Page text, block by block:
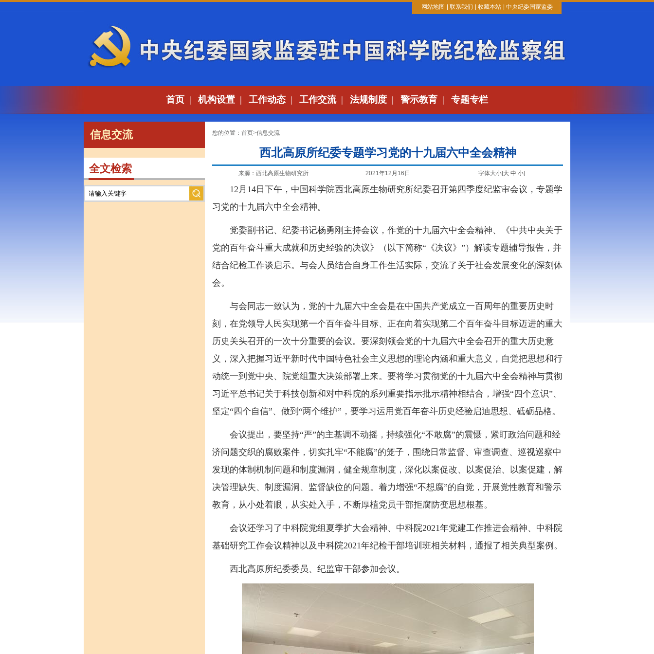
网站地图 联系我们 收藏本站 中央纪委国家监委
首页 | 机构设置 | 工作动态 | 工作交流| 法规制度 | 警示教育 | 专题专栏
信息交流
全文检索
您的位置： 首页>信息交流
西北高原所纪委专题学习党的十九届六中全会精神
来源：西北高原生物研究所 2021年12月16日 字体大小[大 中 小]
12月14日下午，中国科学院西北高原生物研究所纪委召开第四季度纪监审会议，专题学
习党的十九届六中全会精神。
党委副书记、纪委书记杨勇刚主持会议，作党的十九届六中全会精神、《中共中央关于
党的百年奋斗重大成就和历史经验的决议》（以下简称“《决议》”）解读专题辅导报告，并
结合纪检工作谈启示。与会人员结合自身工作生活实际，交流了关于社会发展变化的深刻体
会。
与会同志一致认为，党的十九届六中全会是在中国共产党成立一百周年的重要历史时
刻，在党领导人民实现第一个百年奋斗目标、正在向着实现第二个百年奋斗目标迈进的重大
历史关头召开的一次十分重要的会议。要深刻领会党的十九届六中全会召开的重大历史意
义，深入把握习近平新时代中国特色社会主义思想的理论内涵和重大意义，自觉把思想和行
动统一到党中央、院党组重大决策部署上来。要将学习贯彻党的十九届六中全会精神与贯彻
习近平总书记关于科技创新和对中科院的系列重要指示批示精神相结合，增强“四个意识”、
坚定“四个自信”、做到“两个维护”，要学习运用党百年奋斗历史经验启迪思想、砥砺品格。
会议提出，要坚持“严”的主基调不动摇，持续强化“不敢腐”的震慑，紧盯政治问题和经
济问题交织的腐败案件，切实扎牢“不能腐”的笼子，围绕日常监督、审查调查、巡视巡察中
发现的体制机制问题和制度漏洞，健全规章制度，深化以案促改、以案促治、以案促建，解
决管理缺失、制度漏洞、监督缺位的问题。着力增强“不想腐”的自觉，开展党性教育和警示
教育，从小处着眼，从实处入手，不断厚植党员干部拒腐防变思想根基。
会议还学习了中科院党组夏季扩大会精神、中科院2021年党建工作推进会精神、中科院
基础研究工作会议精神以及中科院2021年纪检干部培训班相关材料，通报了相关典型案例。
西北高原所纪委委员、纪监审干部参加会议。